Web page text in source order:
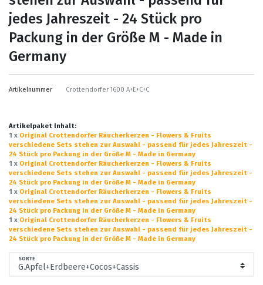
jedes Jahreszeit - 24 Stück pro
Packung in der Größe M - Made in
Germany
Artikelnummer Crottendorfer 1600 A+E+C+C
Artikelpaket Inhalt:
1 x Original Crottendorfer Räucherkerzen - Flowers & Fruits
verschiedene Sets stehen zur Auswahl - passend für jedes Jahreszeit -
24 Stück pro Packung in der Größe M - Made in Germany
1 x Original Crottendorfer Räucherkerzen - Flowers & Fruits
verschiedene Sets stehen zur Auswahl - passend für jedes Jahreszeit -
24 Stück pro Packung in der Größe M - Made in Germany
1 x Original Crottendorfer Räucherkerzen - Flowers & Fruits
verschiedene Sets stehen zur Auswahl - passend für jedes Jahreszeit -
24 Stück pro Packung in der Größe M - Made in Germany
1 x Original Crottendorfer Räucherkerzen - Flowers & Fruits
verschiedene Sets stehen zur Auswahl - passend für jedes Jahreszeit -
24 Stück pro Packung in der Größe M - Made in Germany
SORTE